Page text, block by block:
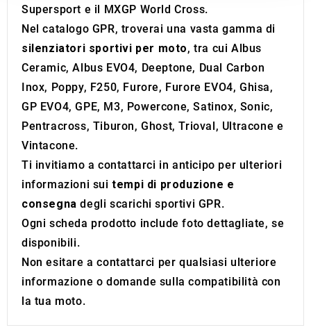
may combine it with other information that you’ve
provided to them or that they’ve collected from your use
of their services.
Supersport e il MXGP World Cross.
Nel catalogo GPR, troverai una vasta gamma di
silenziatori sportivi per moto, tra cui Albus
Ceramic, Albus EVO4, Deeptone, Dual Carbon
Inox, Poppy, F250, Furore, Furore EVO4, Ghisa,
GP EVO4, GPE, M3, Powercone, Satinox, Sonic,
Pentracross, Tiburon, Ghost, Trioval, Ultracone e
Vintacone.
Ti invitiamo a contattarci in anticipo per ulteriori
informazioni suitempi di produzione e
consegna degli scarichi sportivi GPR.
Ogni scheda prodotto include foto dettagliate, se
disponibili.
Non esitare a contattarci per qualsiasi ulteriore
informazione o domande sulla compatibilità con
la tua moto.